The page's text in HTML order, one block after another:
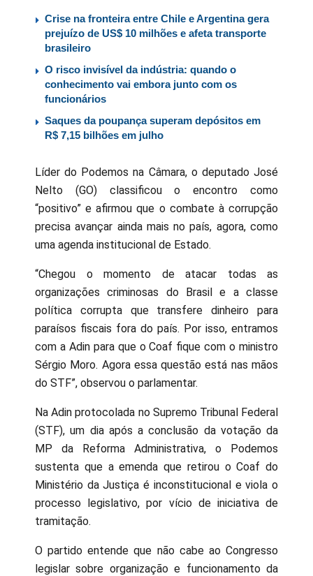
Crise na fronteira entre Chile e Argentina gera
prejuízo de US$ 10 milhões e afeta transporte
brasileiro
O risco invisível da indústria: quando o
conhecimento vai embora junto com os
funcionários
Saques da poupança superam depósitos em
R$ 7,15 bilhões em julho
Líder do Podemos na Câmara, o deputado José
Nelto (GO) classificou o encontro como
“positivo” e afirmou que o combate à corrupção
precisa avançar ainda mais no país, agora, como
uma agenda institucional de Estado.
“Chegou o momento de atacar todas as
organizações criminosas do Brasil e a classe
política corrupta que transfere dinheiro para
paraísos fiscais fora do país. Por isso, entramos
com a Adin para que o Coaf fique com o ministro
Sérgio Moro. Agora essa questão está nas mãos
do STF”, observou o parlamentar.
Na Adin protocolada no Supremo Tribunal Federal
(STF), um dia após a conclusão da votação da
MP da Reforma Administrativa, o Podemos
sustenta que a emenda que retirou o Coaf do
Ministério da Justiça é inconstitucional e viola o
processo legislativo, por vício de iniciativa de
tramitação.
O partido entende que não cabe ao Congresso
legislar sobre organização e funcionamento da